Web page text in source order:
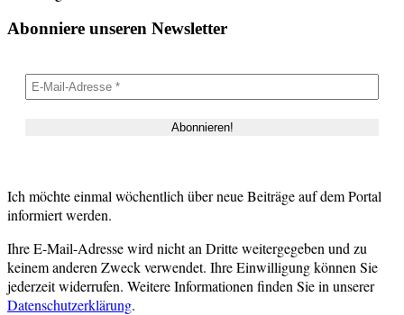
Abonniere unseren Newsletter
Ich möchte einmal wöchentlich über neue Beiträge auf dem Portal
informiert werden.
Ihre E-Mail-Adresse wird nicht an Dritte weitergegeben und zu
keinem anderen Zweck verwendet. Ihre Einwilligung können Sie
jederzeit widerrufen. Weitere Informationen finden Sie in unserer
Datenschutzerklärung.